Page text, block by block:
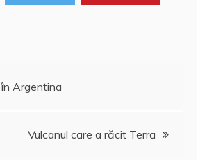
Argentina
Vulcanul care a răcit Terra